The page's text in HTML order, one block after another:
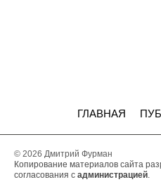
ГЛАВНАЯ
© 2026 Дмитрий Фурман
Копирование материалов сайта
согласования с администрацией.